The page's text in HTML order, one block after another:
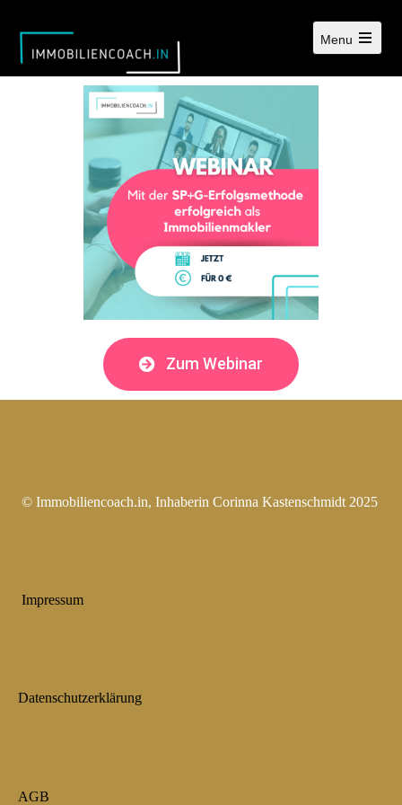
Menu
Zum Webinar
© Immobiliencoach.in, Inhaberin Corinna Kastenschmidt 2025
Impressum
Datenschutzerklärung
AGB